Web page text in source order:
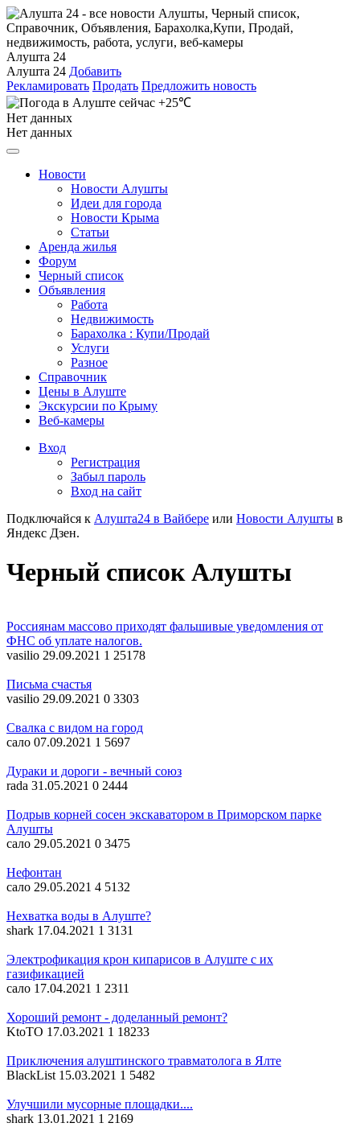
Алушта 24
Алушта 24 Добавить
Рекламировать Продать Предложить новость
+25℃
Нет данных
Нет данных
Новости
Новости Алушты
Идеи для города
Новости Крыма
Статьи
Аренда жилья
Форум
Черный список
Объявления
Работа
Недвижимость
Барахолка : Купи/Продай
Услуги
Разное
Справочник
Цены в Алуште
Экскурсии по Крыму
Веб-камеры
Вход
Регистрация
Забыл пароль
Вход на сайт
Подключайся к Алушта24 в Вайбере или Новости Алушты в
Яндекс Дзен.
Черный список Алушты
Россиянам массово приходят фальшивые уведомления от
ФНС об уплате налогов.
vasilio 29.09.2021 1 25178
Письма счастья
vasilio 29.09.2021 0 3303
Свалка с видом на город
сало 07.09.2021 1 5697
Дураки и дороги - вечный союз
rada 31.05.2021 0 2444
Подрыв корней сосен экскаватором в Приморском парке
Алушты
сало 29.05.2021 0 3475
Нефонтан
сало 29.05.2021 4 5132
Нехватка воды в Алуште?
shark 17.04.2021 1 3131
Электрофикация крон кипарисов в Алуште с их
газификацией
сало 17.04.2021 1 2311
Хороший ремонт - доделанный ремонт?
KtoTO 17.03.2021 1 18233
Приключения алуштинского травматолога в Ялте
BlackList 15.03.2021 1 5482
Улучшили мусорные площадки....
shark 13.01.2021 1 2169